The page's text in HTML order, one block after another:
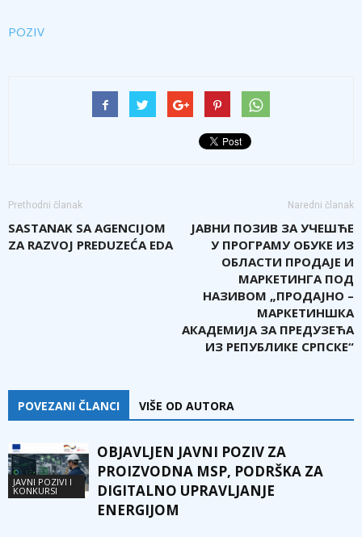
POZIV
Prethodni članak
SASTANAK SA AGENCIJOM
ZA RAZVOJ PREDUZEĆA EDA
Naredni članak
ЈАВНИ ПОЗИВ ЗА УЧЕШЋЕ
У ПРОГРАМУ ОБУКЕ ИЗ
ОБЛАСТИ ПРОДАЈЕ И
МАРКЕТИНГА ПОД
НАЗИВОМ „ПРОДАЈНО –
МАРКЕТИНШКА
АКАДЕМИЈА ЗА ПРЕДУЗЕЋА
ИЗ РЕПУБЛИКЕ СРПСКЕ“
POVEZANI ČLANCI VIŠE OD AUTORA
JAVNI POZIVI I
KONKURSI
OBJAVLJEN JAVNI POZIV ZA
PROIZVODNA MSP, PODRŠKA ZA
DIGITALNO UPRAVLJANJE
ENERGIJOM